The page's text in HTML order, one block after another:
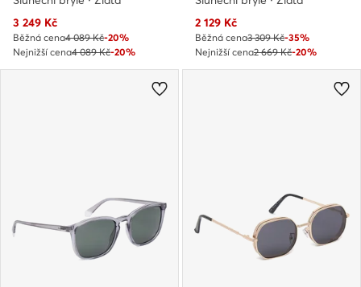
Aktuální cena
3 249 Kč
Běžná cena4 089 Kč-20%
Nejnižší cena4 089 Kč-20%
Aktuální cena
2 129 Kč
Běžná cena3 309 Kč-35%
Nejnižší cena2 669 Kč-20%